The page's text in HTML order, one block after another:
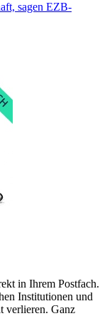
sagen EZB-
in Ihrem Postfach.
Institutionen und
verlieren. Ganz